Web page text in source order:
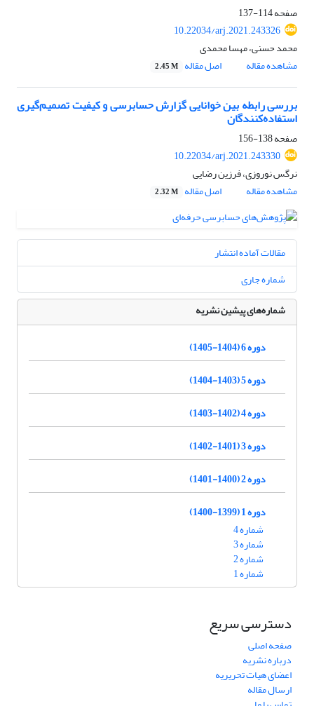
صفحه114-137
10.22034/arj.2021.243326
محمد حسنی، مهسا محمدی
مشاهده مقاله
اصل مقاله 2.45 M
بررسی رابطه بین خوانایی گزارش‌ حسابرسی و کیفیت تصمیم‌گیری
استفاده‌کنندگان
صفحه138-156
10.22034/arj.2021.243330
نرگس نوروزی، فرزین رضایی
مشاهده مقاله
اصل مقاله 2.32 M
مقالات آماده انتشار
شماره جاری
شماره‌های پیشین نشریه
دوره 6 (1404-1405)
دوره 5 (1403-1404)
دوره 4 (1402-1403)
دوره 3 (1401-1402)
دوره 2 (1400-1401)
دوره 1 (1399-1400)
شماره 4
شماره 3
شماره 2
شماره 1
دسترسی سریع
صفحه اصلی
درباره نشریه
اعضای هیات تحریریه
ارسال مقاله